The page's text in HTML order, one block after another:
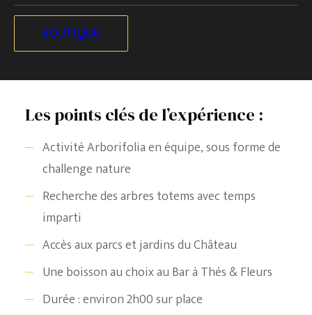
BOUTIQUE
convivialité.
Une formule idéale pour allier jeu, découverte et
Les points clés de l’expérience :
Activité Arborifolia en équipe, sous forme de
challenge nature
Recherche des arbres totems avec temps
imparti
Accès aux parcs et jardins du Château
Une boisson au choix au Bar à Thés & Fleurs
Durée : environ 2h00 sur place